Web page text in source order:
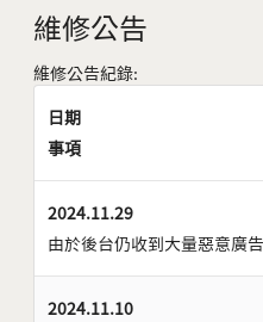
維修公告
維修公告紀錄:
日期
事項
2024.11.29
由於後台仍收到大量惡意廣
2024.11.10